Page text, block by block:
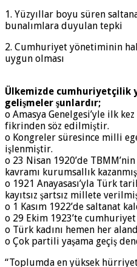
1. Yüzyıllar boyu süren
bunalımlara duyulan tepki
2. Cumhuriyet yönetiminin
uygun olması
Ülkemizde cumhuriyetçilik
gelişmeler şunlardır;
o Amasya Genelgesi’yle ilk
fikrinden söz edilmiştir.
o Kongreler süresince milli
işlenmiştir.
o 23 Nisan 1920’de
kavramı kurumsallık
o 1921 Anayasası’yla Türk
kayıtsız şartsız millete
o 1 Kasım 1922’de saltanat
o 29 Ekim 1923’te
o Türk kadını hemen her
o Çok partili yaşama geçiş
“Toplumda en yüksek